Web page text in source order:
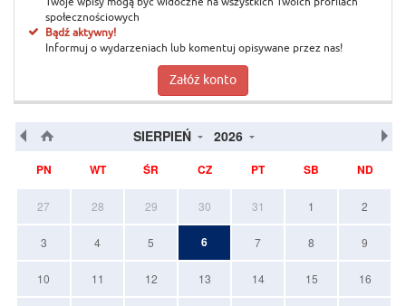
Twoje wpisy mogą być widoczne na wszystkich Twoich profilach
społecznościowych
Bądź aktywny!
Informuj o wydarzeniach lub komentuj opisywane przez nas!
Załóż konto
SIERPIEŃ 2026
PN WT ŚR CZ PT SB ND
27 28 29 30 31 1 2
3 4 5 6 7 8 9
10 11 12 13 14 15 16